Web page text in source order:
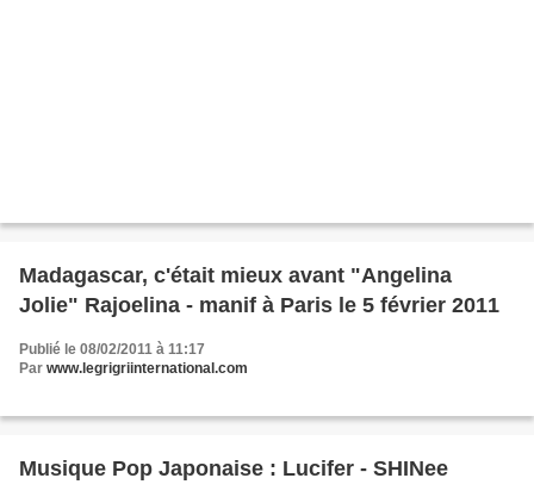
Madagascar, c'était mieux avant "Angelina
Jolie" Rajoelina - manif à Paris le 5 février 2011
Publié le 08/02/2011 à 11:17
Par www.legrigriinternational.com
Musique Pop Japonaise : Lucifer - SHINee